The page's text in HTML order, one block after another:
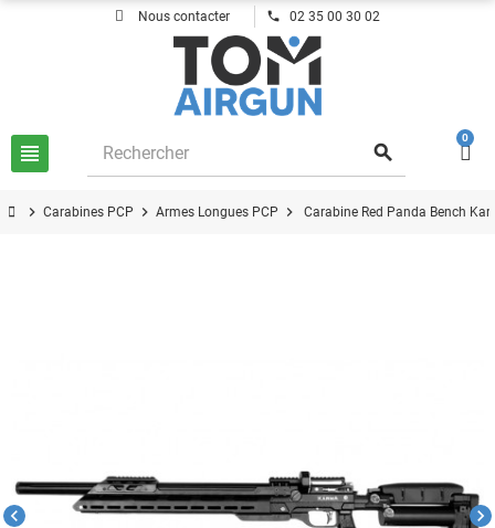
Nous contacter phone 02 35 00 30 02
view_headline search
0
chevron_right Carabines PCP chevron_right Armes Longues PCP chevron_right Carabine Red Panda Bench
chevron_left chevron_right